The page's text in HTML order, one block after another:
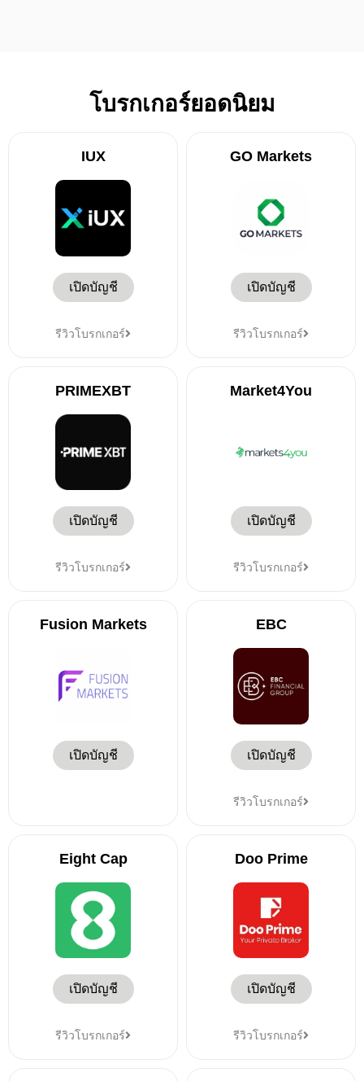
โบรกเกอร์ยอดนิยม
IUX
เปิดบัญชี
รีวิวโบรกเกอร์
GO Markets
เปิดบัญชี
รีวิวโบรกเกอร์
PRIMEXBT
เปิดบัญชี
รีวิวโบรกเกอร์
Market4You
เปิดบัญชี
รีวิวโบรกเกอร์
Fusion Markets
เปิดบัญชี
EBC
เปิดบัญชี
รีวิวโบรกเกอร์
Eight Cap
เปิดบัญชี
รีวิวโบรกเกอร์
Doo Prime
เปิดบัญชี
รีวิวโบรกเกอร์